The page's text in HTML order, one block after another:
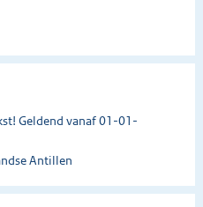
Geldend vanaf 01-01-
Antillen